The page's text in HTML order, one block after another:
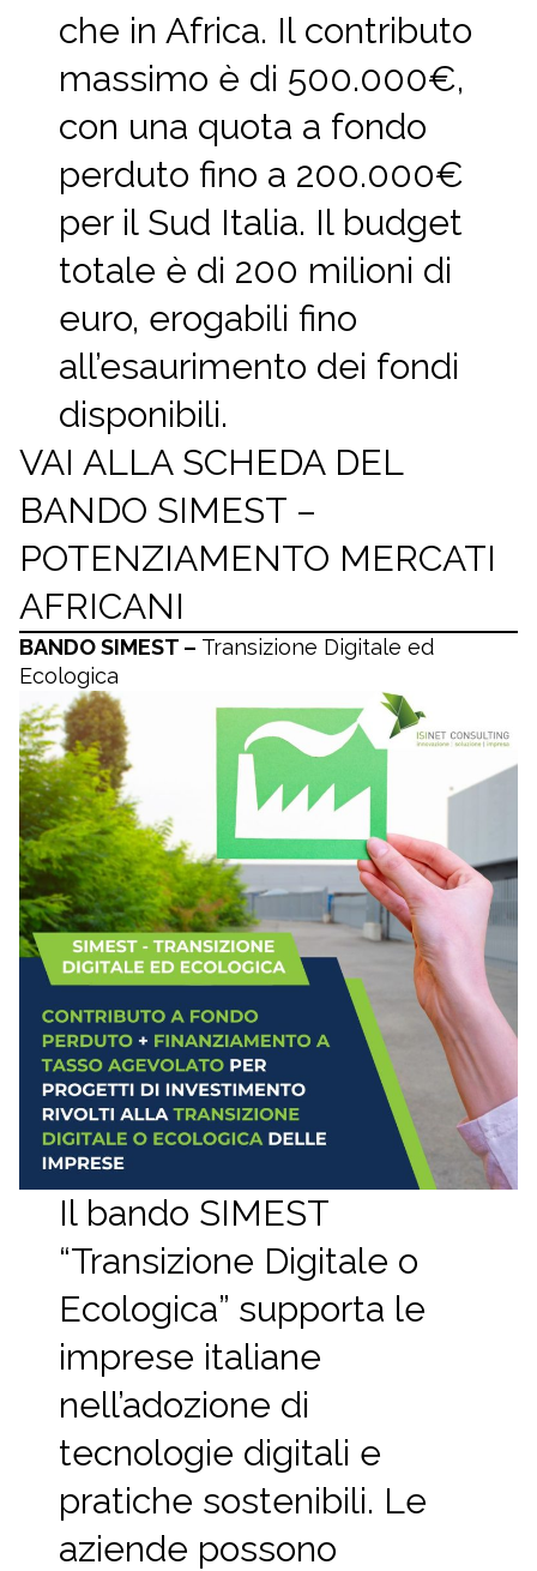
che in Africa. Il contributo
massimo è di 500.000€,
con una quota a fondo
perduto fino a 200.000€
per il Sud Italia. Il budget
totale è di 200 milioni di
euro, erogabili fino
all’esaurimento dei fondi
disponibili.
VAI ALLA SCHEDA DEL
BANDO SIMEST –
POTENZIAMENTO MERCATI
AFRICANI
BANDO SIMEST – Transizione Digitale ed
Ecologica
Il bando SIMEST
“Transizione Digitale o
Ecologica” supporta le
imprese italiane
nell’adozione di
tecnologie digitali e
pratiche sostenibili. Le
aziende possono